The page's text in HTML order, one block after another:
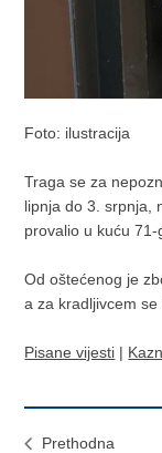
Foto: ilustracija
Traga se za
lipnja do 3. srpnja,
provalio u kuću 71-
Od oštećenog je
a za kradljivcem se
Pisane vijesti |
Prethodna